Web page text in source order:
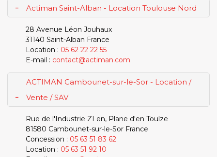
Actiman Saint-Alban - Location Toulouse Nord
-
28 Avenue Léon Jouhaux
31140 Saint-Alban France
Location : 05 62 22 22 55
E-mail : contact@actiman.com
ACTIMAN Cambounet-sur-le-Sor - Location /
Vente / SAV
-
Rue de l'Industrie ZI en, Plane d'en Toulze
81580 Cambounet-sur-le-Sor France
Concession : 05 63 51 83 62
Location : 05 63 51 92 10